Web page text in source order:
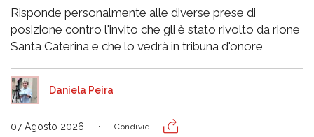
Risponde personalmente alle diverse prese di
posizione contro l'invito che gli è stato rivolto da rione
Santa Caterina e che lo vedrà in tribuna d'onore
Daniela Peira
07 Agosto 2026 Condividi